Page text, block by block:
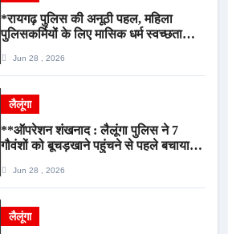
*रायगढ़ पुलिस की अनूठी पहल, महिला
पुलिसकर्मियों के लिए मासिक धर्म स्वच्छता
Jun 28 , 2026
लैलूंगा
**ऑपरेशन शंखनाद : लैलूंगा पुलिस ने 7
गौवंशों को बूचड़खाने पहुंचने से पहले बचाया,
Jun 28 , 2026
लैलूंगा